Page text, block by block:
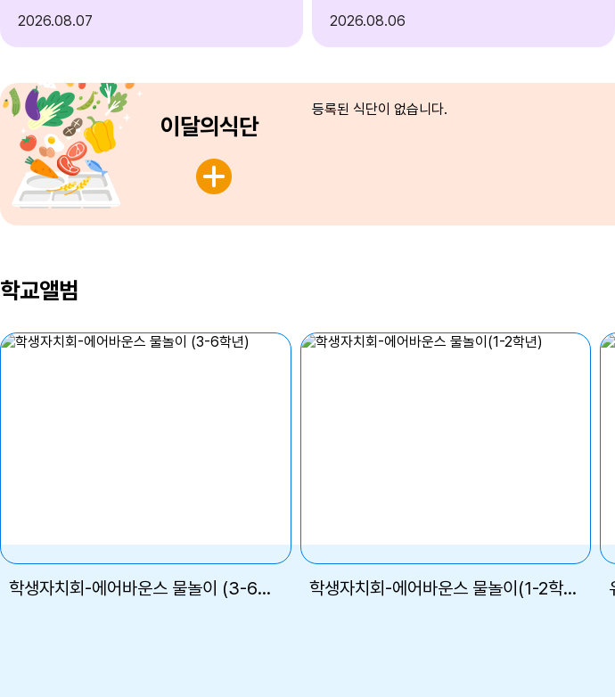
2026 08.07 2026 08.06
이달의식단
등록된 식단이 없습니다.
학교앨범
학생자치회-에어바운스 물놀이 (3-6학년) 학생자치회-에어바운스 물놀이(1-2학년)